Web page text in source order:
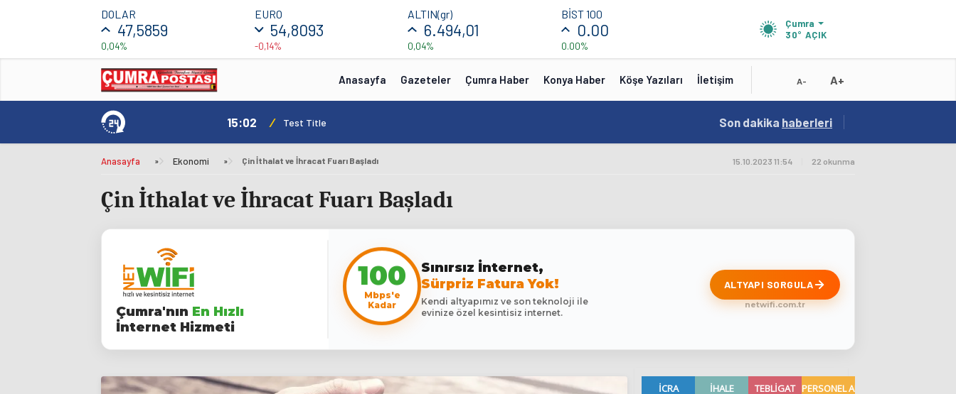
DOLAR
47,5859
0,04%
EURO
54,8093
-0,14%
ALTIN(gr)
6.494,01
0,04%
BİST 100
0.00
0.00%
Çumra
30° AÇIK
Anasayfa Gazeteler Çumra Haber Konya Haber Köşe Yazıları İletişim A- A+
15:02 / Test Title 19:01 / Konya'nın Zengin Mutfağı GastroFest'te
Son dakika haberleri
Anasayfa » Ekonomi » Çin İthalat ve İhracat Fuarı Başladı 15.10.2023 11:54 22 okunma
Çin İthalat ve İhracat Fuarı Başladı
Çumra'nın En Hızlı
İnternet Hizmeti
100
Mbps'e
Kadar
Sınırsız İnternet,
Sürpriz Fatura Yok!
Kendi altyapımız ve son teknoloji ile
evinize özel kesintisiz internet.
ALTYAPI SORGULA
netwifi.com.tr